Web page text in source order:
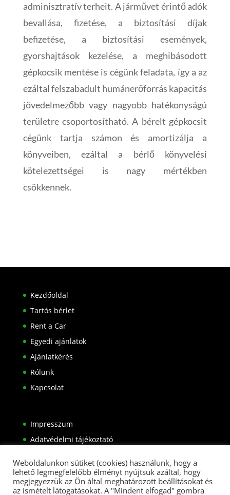
adminisztratív terheit. A járművet érintő adók
bevallása, fizetése, a biztosítási díjak
befizetése, a biztosítási események,
gyorshajtások kezelése, a meghibásodott
gépkocsik mentése is cégünk feladata, így a az
ezáltal felszabadult humánerőforrás kapacitás
jövedelmezőbb vagy nagyobb hatékonyságú
területre csoportosítható. A bérelt gépkocsit
cégünk tartja számon és amortizálja a
könyveiben, ezáltal a bérlő könyvelési
kötelezettségei is nagy mértékben
csökkennek.
Kezdőoldal
Tartós bérlet
Rent a Car
Egyedi ajánlatok
Ajánlatkérés
Rólunk
Kapcsolat
Impresszum
Adatvédelmi tájékoztató
Weboldalunkon sütiket (cookies) használunk, hogy a
lehető legmegfelelőbb élményt nyújtsuk azáltal, hogy
megjegyezzük az Ön által meghatározott beállításokat és
az ismételt látogatásokat. A "Mindent elfogad" gombra